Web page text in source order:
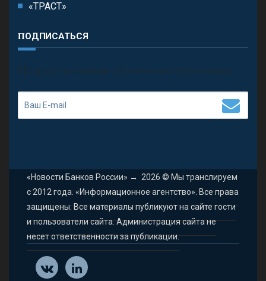
«ТРАСТ»
ПОДПИСАТЬСЯ
П олучить последние обновления и предложения.
«Новости Банков России» → 2026 © Мы транслируем
с 2012 года. «Информационное агентство». Все права
защищены. Все материалы публикуют на сайте гости
и пользователи сайта. Администрация сайта не
несет ответственности за публикации.